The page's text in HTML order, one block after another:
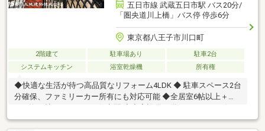
五日市線 武蔵五日市駅 バス20分/
「圏央道川上橋」バス停 停歩6分
東京都八王子市川口町
2階建て 駐車場あり
駐車2台
システムキッチン
浴室乾燥機 所有権
◆快適な生活が待つ高品質なリフォーム4LDK ◆ 駐車スペース2台
分確保、ファミリーカー所有にも対応可能 ◆全居室6帖以上＋
い